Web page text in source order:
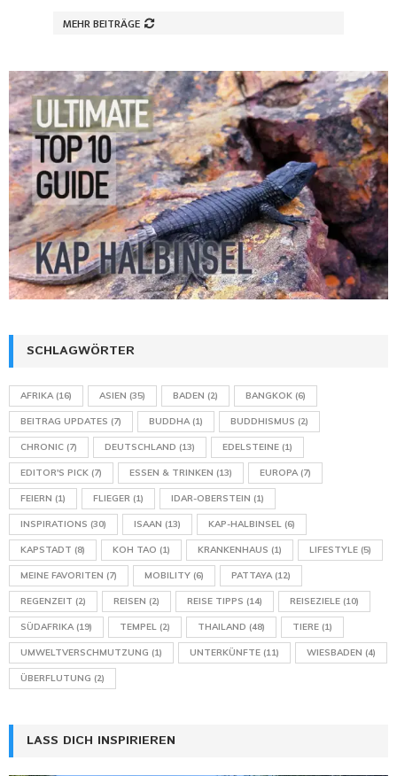
MEHR BEITRÄGE
SCHLAGWÖRTER
AFRIKA(16) ASIEN (35) BADEN (2) BANGKOK (6)
BEITRAG UPDATES (7) BUDDHA(1) BUDDHISMUS (2)
CHRONIC (7) DEUTSCHLAND (13) EDELSTEINE (1)
EDITOR'S PICK (7) ESSEN & TRINKEN (13) EUROPA(7)
FEIERN (1) FLIEGER (1) IDAR-OBERSTEIN (1)
INSPIRATIONS (30) ISAAN (13) KAP-HALBINSEL (6)
KAPSTADT (8) KOH TAO (1) KRANKENHAUS (1) LIFESTYLE (5)
MEINE FAVORITEN (7) MOBILITY (6) PATTAYA(12)
REGENZEIT (2) REISEN (2) REISE TIPPS (14) REISEZIELE (10)
SÜDAFRIKA(19) TEMPEL (2) THAILAND (48) TIERE (1)
UMWELTVERSCHMUTZUNG (1) UNTERKÜNFTE (11) WIESBADEN (4)
ÜBERFLUTUNG (2)
LASS DICH INSPIRIEREN